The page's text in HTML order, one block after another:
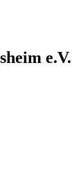
e.V.